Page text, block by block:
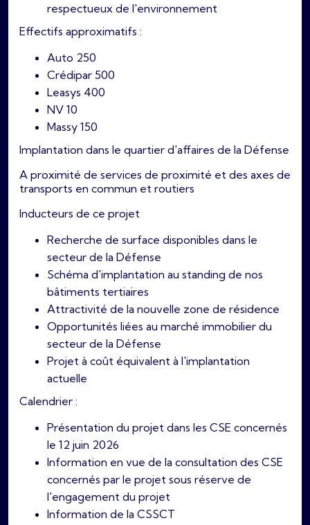
respectueux de l'environnement
Effectifs approximatifs :
Auto 250
Crédipar 500
Leasys 400
NV 10
Massy 150
Implantation dans le quartier d'affaires de la Défense
A proximité de services de proximité et des axes de
transports en commun et routiers
Inducteurs de ce projet
Recherche de surface disponibles dans le
secteur de la Défense
Schéma d'implantation au standing de nos
bâtiments tertiaires
Attractivité de la nouvelle zone de résidence
Opportunités liées au marché immobilier du
secteur de la Défense
Projet à coût équivalent à l'implantation
actuelle
Calendrier :
Présentation du projet dans les CSE concernés
le 12 juin 2026
Information en vue de la consultation des CSE
concernés par le projet sous réserve de
l'engagement du projet
Information de la CSSCT